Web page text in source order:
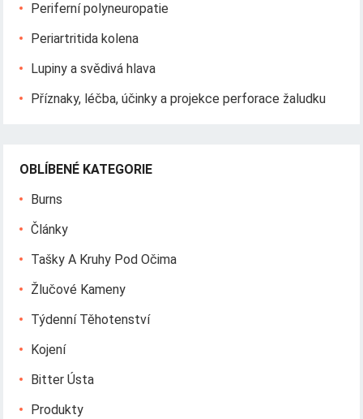
Periferní polyneuropatie
Periartritida kolena
Lupiny a svědivá hlava
Příznaky, léčba, účinky a projekce perforace žaludku
OBLÍBENÉ KATEGORIE
Burns
Články
Tašky A Kruhy Pod Očima
Žlučové Kameny
Týdenní Těhotenství
Kojení
Bitter Ústa
Produkty